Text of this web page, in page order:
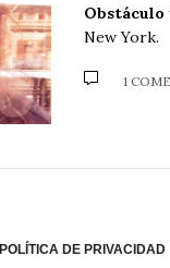
Obstáculo
New York.
1
POLÍTICA DE PRIVACIDAD